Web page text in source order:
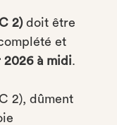
2)doit être
et
2026 à midi.
2), dûment